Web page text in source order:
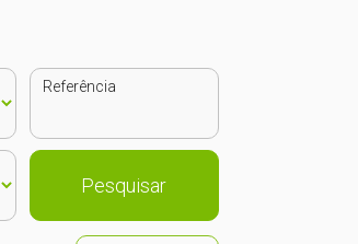
Referência
Pesquisar